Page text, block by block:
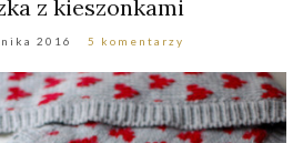
z kieszonkami
2016 5 komentarzy